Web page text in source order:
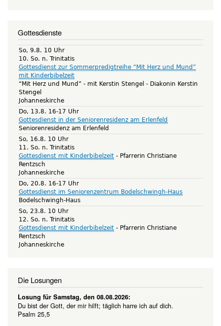
Gottesdienste
So, 9.8. 10 Uhr
10. So. n. Trinitatis
Gottesdienst zur Sommerpredigtreihe “Mit Herz und Mund”
mit Kinderbibelzeit
“Mit Herz und Mund” - mit Kerstin Stengel
Diakonin Kerstin
Stengel
Johanneskirche
Do, 13.8. 16-17 Uhr
Gottesdienst in der Seniorenresidenz am Erlenfeld
Seniorenresidenz am Erlenfeld
So, 16.8. 10 Uhr
11. So. n. Trinitatis
Gottesdienst mit Kinderbibelzeit
Pfarrerin Christiane
Rentzsch
Johanneskirche
Do, 20.8. 16-17 Uhr
Gottesdienst im Seniorenzentrum Bodelschwingh-Haus
Bodelschwingh-Haus
So, 23.8. 10 Uhr
12. So. n. Trinitatis
Gottesdienst mit Kinderbibelzeit
Pfarrerin Christiane
Rentzsch
Johanneskirche
Die Losungen
Losung für Samstag, den 08.08.2026:
Du bist der Gott, der mir hilft; täglich harre ich auf dich.
Psalm 25,5